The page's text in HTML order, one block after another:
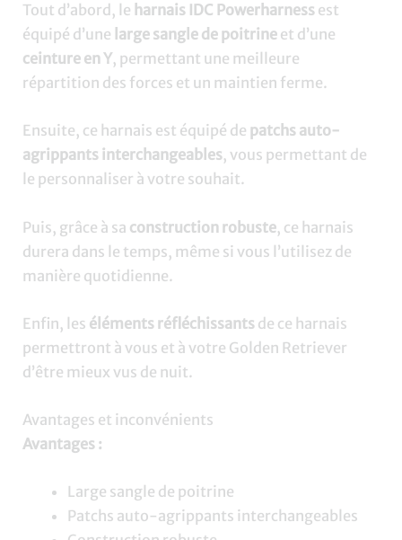
Tout d’abord, le harnais IDC Powerharness est
équipé d’une large sangle de poitrine et d’une
ceinture en Y, permettant une meilleure
répartition des forces et un maintien ferme.
Ensuite, ce harnais est équipé de patchs auto-
agrippants interchangeables, vous permettant de
le personnaliser à votre souhait.
Puis, grâce à sa construction robuste, ce harnais
durera dans le temps, même si vous l’utilisez de
manière quotidienne.
Enfin, les éléments réfléchissants de ce harnais
permettront à vous et à votre Golden Retriever
d’être mieux vus de nuit.
Avantages et inconvénients
Avantages :
Large sangle de poitrine
Patchs auto-agrippants interchangeables